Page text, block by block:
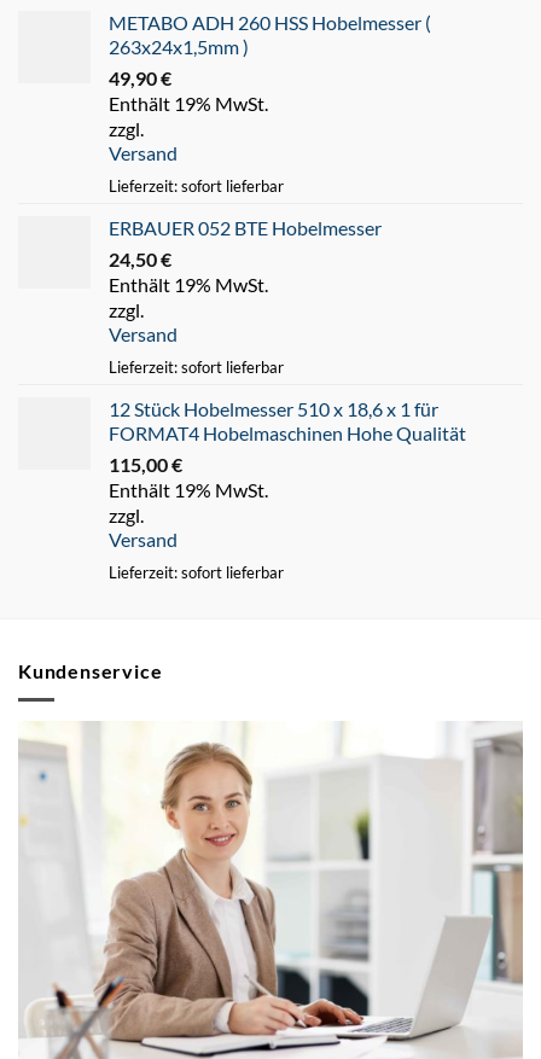
METABO ADH 260 HSS Hobelmesser (
263x24x1,5mm )
49,90€
Enthält 19% MwSt.
zzgl.
Versand
Lieferzeit: sofort lieferbar
ERBAUER 052 BTE Hobelmesser
24,50€
Enthält 19% MwSt.
zzgl.
Versand
Lieferzeit: sofort lieferbar
12 Stück Hobelmesser 510 x 18,6 x 1 für
FORMAT4 Hobelmaschinen Hohe Qualität
115,00€
Enthält 19% MwSt.
zzgl.
Versand
Lieferzeit: sofort lieferbar
Kundenservice